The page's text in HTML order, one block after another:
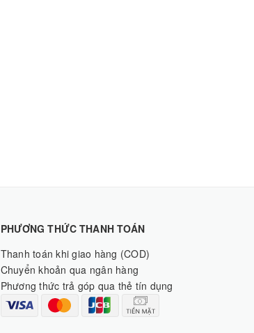
PHƯƠNG THỨC THANH TOÁN
Thanh toán khi giao hàng (COD)
Chuyển khoản qua ngân hàng
Phương thức trả góp qua thẻ tín dụng